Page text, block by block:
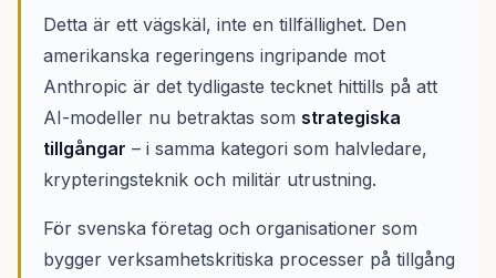
Detta är ett vägskäl, inte en tillfällighet. Den
amerikanska regeringens ingripande mot
Anthropic är det tydligaste tecknet hittills på att
AI-modeller nu betraktas som strategiska
tillgångar – i samma kategori som halvledare,
krypteringsteknik och militär utrustning.
För svenska företag och organisationer som
bygger verksamhetskritiska processer på tillgång